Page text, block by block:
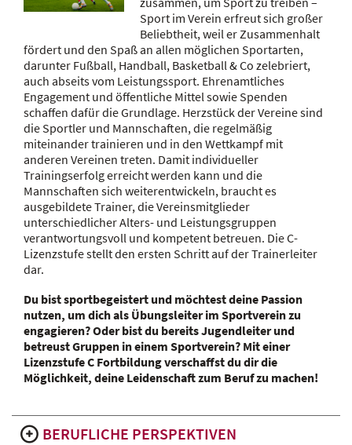
Sport im Verein erfreut sich großer
Beliebtheit, weil er Zusammenhalt
fördert und den Spaß an allen möglichen Sportarten,
darunter Fußball, Handball, Basketball & Co zelebriert,
auch abseits vom Leistungssport. Ehrenamtliches
Engagement und öffentliche Mittel sowie Spenden
schaffen dafür die Grundlage. Herzstück der Vereine sind
die Sportler und Mannschaften, die regelmäßig
miteinander trainieren und in den Wettkampf mit
anderen Vereinen treten. Damit individueller
Trainingserfolg erreicht werden kann und die
Mannschaften sich weiterentwickeln, braucht es
ausgebildete Trainer, die Vereinsmitglieder
unterschiedlicher Alters- und Leistungsgruppen
verantwortungsvoll und kompetent betreuen. Die C-
Lizenzstufe stellt den ersten Schritt auf der Trainerleiter
dar.
Du bist sportbegeistert und möchtest deine Passion
nutzen, um dich als Übungsleiter im Sportverein zu
engagieren? Oder bist du bereits Jugendleiter und
betreust Gruppen in einem Sportverein? Mit einer
Lizenzstufe C Fortbildung verschaffst du dir die
Möglichkeit, deine Leidenschaft zum Beruf zu machen!
BERUFLICHE PERSPEKTIVEN